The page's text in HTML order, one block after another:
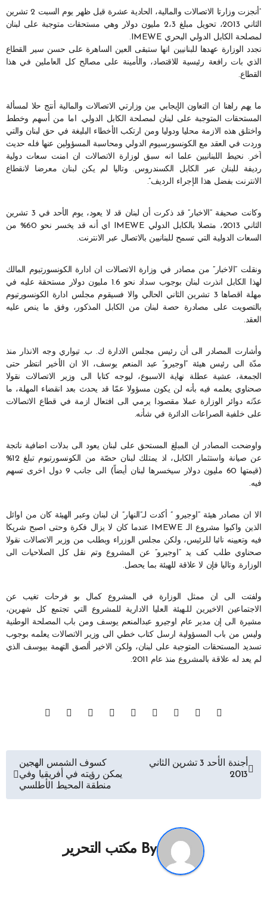
“أنجزت وزارتا الاتصالات والمالية، الحادية عشرة قبل ظهر يوم السبت 2 تشرين
الثاني 2013، تحويل مبلغ 2،3 مليون دولار وهي مستحقات متوجبة على لبنان
لمصلحة الكابل الدولي البحري IMEWE.
تجدد الوزارة عهدها للبنانيين انها ستبقى العين الساهرة على حسن سير القطاع
الذي بات رافعة رئيسية للاقتصاد، والأمينة على مصالح كل العاملين في هذا
القطاع.
ما يهم راهنا ان التعاون الإيجابي بين وزارتي الاتصالات والمالية أنتج حلا لمسألة
المستحقات المتوجبة على لبنان لمصلحة الكابل الدولي. اما من أسهم وخطط
واختلق هذه الازمة محليا ودوليا ومن ارتكب الأخطاء البليغة في حق لبنان والتي
وردت في العقد مع الكونسورسيوم الدولي ومحاسبة المسؤولين عنها فله حديث
آخر. نحيط اللبنانيين علما انه سبق لوزارة الاتصالات ان امنت سعات دولية
رديفة للبنان عبر الكابل الكسندروس. وتاليا لم يكن لبنان معرضا لانقطاع
الانترنت بفضل هذا الإجراء الرديف”.
وكانت صحيفة “الاخبار” قد ذكرت أن لبنان قد لا يعود، يوم الأحد في 3 تشرين
الثاني 2013، متصلا بالكابل الدولي IMEWE اي أنه قد يخسر نحو 60% من
السعات الدولية التي تسمح للبنانيين بالاتصال عبر الانترنت.
ونقلت “الاخبار” من مصادر في وزارة الاتصالات ان ادارة الكونسورتيوم المالك
لهذا الكابل انذرت لبنان بوجوب سداد نحو 1.6 مليون دولار مستحقة عليه في
مهلة اقصاها 3 تشرين الثاني الحالي والا فسيقوم مجلس ادارة الكونسورتيوم
بالتصويت على مصادرة حصة لبنان من الكابل المذكور، وفق ما ينص عليه
العقد.
وأشارت المصادر الى أن رئيس مجلس الادارة ك. ب. تيواري وجه الانذار منذ
مدّة الى رئيس هيئة “اوجيرو” عبد المنعم يوسف، الا ان الأخير انتظر حتى
الجمعة، عشية عطلة نهاية الاسبوع، ليوجه كتابا الى وزير الاتصالات نقولا
صحناوي يعلمه فيه بأنه لن يكون مسؤولا عمّا قد يحدث بعد انقضاء المهلة، ما
عدّته دوائر الوزارة عملا مقصودا يرمي الى افتعال ازمة في قطاع الاتصالات
على خلفية الصراعات الدائرة في شأنه.
واوضحت المصادر ان المبلغ المستحق على لبنان يعود الى بدلات اضافية ناتجة
عن صيانة واستثمار الكابل، اذ يمتلك لبنان حصّة من الكونسورتيوم تبلغ 12%
(قيمتها 60 مليون دولار سيخسرها لبنان أيضاً) الى جانب 9 دول اخرى تسهم
فيه.
الا ان مصادر هيئة “اوجيرو ” أكدت لـ”النهار” ان لبنان وعبر الهيئة كان من اوائل
الذين واكبوا مشروع الـ IMEWE عندما كان لا يزال فكرة وحتى اصبح شريكا
فيه وتعيينه نائبا للرئيس، ولكن مجلس الوزراء وبطلب من وزير الاتصالات نقولا
صحناوي طلب كف يد “اوجيرو” عن المشروع وتم نقل كل الصلاحيات الى
الوزارة. وتاليا فإن لا علاقة للهيئة بما يحصل.
ولفتت الى ان ممثل الوزارة في المشروع كمال بو فرحات تغيب عن
الاجتماعين الاخيرين للـهيئة العليا الادارية للمشروع التي تجتمع كل شهرين،
مشيرة الى إن مدير عام اوجيرو عبدالمنعم يوسف ومن باب المصلحة الوطنية
وليس من باب المسؤولية ارسل كتاب خطي الى وزير الاتصالات يعلمه بوجوب
تسديد المستحقات المتوجبة على لبنان، ولكن الاخير ألصق التهمة بيوسف الذي
لم يعد له علاقة بالمشروع منذ عام 2011.
تصفّح
أجندة الأحد 3 تشرين الثاني
2013
كسوف الشمس الهجين
يمكن رؤيته في أفريقيا وفي
منطقة المحيط الأطلسي
By مكتب التحرير